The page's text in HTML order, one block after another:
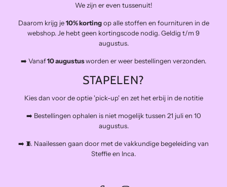
Veilig betalen
Snelle levering
Op afspraak open voor atelierbezoek en het afhalen van
bestellingen (buiten de naailessen om)
The Final Stitch bevindt zich in 'De Kroon', een verzamelgebouw voor
Schiemond 20, 3024EE Rotterdam
Mail: info@thefinalstitch.nl
Open op afspraak voor shoppen en het afhalen van bestellingen
buiten de naailessen om.
We zijn er even tussenuit!
Daarom krijg je10% kortingop alle stoffen en fournituren in de
webshop. Je hebt geen kortingscode nodig. Geldig t/m 9
augustus.
➡️ Vanaf10 augustusworden er weer bestellingen verzonden.
STAPELEN?
Kies dan voor de optie 'pick-up' en zet het erbij in de notitie
➡️ Bestellingen ophalen is niet mogelijk tussen 21 juli en 10
augustus.
➡️ 🧵 Naailessen gaan door met de vakkundige begeleiding van
Steffie en Inca.